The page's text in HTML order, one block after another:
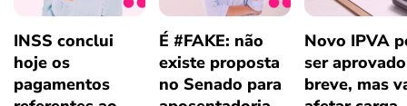
INSS conclui
hoje os
pagamentos
É #FAKE: não
existe proposta
no Senado para
Novo IPVA
ser
breve, mas